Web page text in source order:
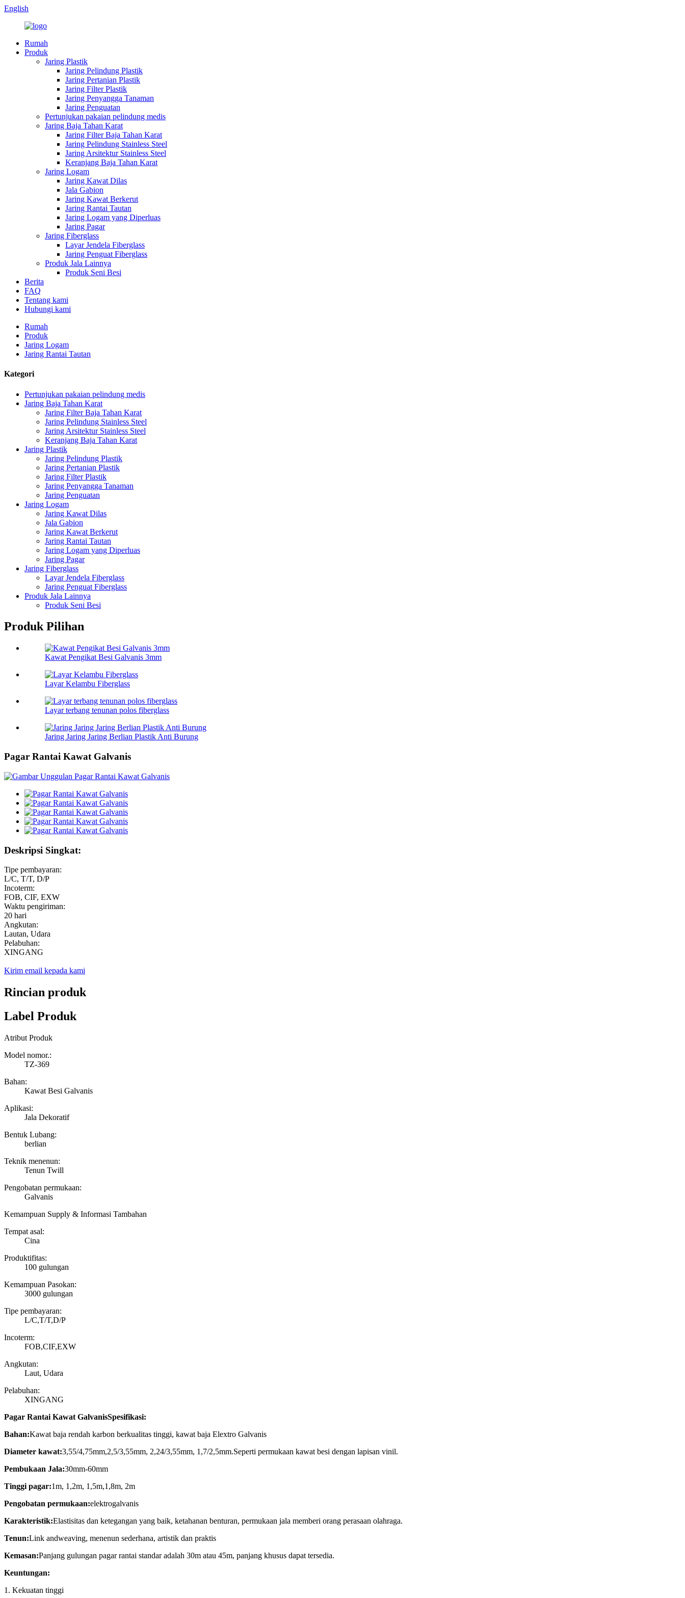
English
Rumah
Produk
Jaring Plastik
Jaring Pelindung Plastik
Jaring Pertanian Plastik
Jaring Filter Plastik
Jaring Penyangga Tanaman
Jaring Penguatan
Pertunjukan pakaian pelindung medis
Jaring Baja Tahan Karat
Jaring Filter Baja Tahan Karat
Jaring Pelindung Stainless Steel
Jaring Arsitektur Stainless Steel
Keranjang Baja Tahan Karat
Jaring Logam
Jaring Kawat Dilas
Jala Gabion
Jaring Kawat Berkerut
Jaring Rantai Tautan
Jaring Logam yang Diperluas
Jaring Pagar
Jaring Fiberglass
Layar Jendela Fiberglass
Jaring Penguat Fiberglass
Produk Jala Lainnya
Produk Seni Besi
Berita
FAQ
Tentang kami
Hubungi kami
Rumah
Produk
Jaring Logam
Jaring Rantai Tautan
Kategori
Pertunjukan pakaian pelindung medis
Jaring Baja Tahan Karat
Jaring Filter Baja Tahan Karat
Jaring Pelindung Stainless Steel
Jaring Arsitektur Stainless Steel
Keranjang Baja Tahan Karat
Jaring Plastik
Jaring Pelindung Plastik
Jaring Pertanian Plastik
Jaring Filter Plastik
Jaring Penyangga Tanaman
Jaring Penguatan
Jaring Logam
Jaring Kawat Dilas
Jala Gabion
Jaring Kawat Berkerut
Jaring Rantai Tautan
Jaring Logam yang Diperluas
Jaring Pagar
Jaring Fiberglass
Layar Jendela Fiberglass
Jaring Penguat Fiberglass
Produk Jala Lainnya
Produk Seni Besi
Produk Pilihan
Kawat Pengikat Besi Galvanis 3mm
Layar Kelambu Fiberglass
Layar terbang tenunan polos fiberglass
Jaring Jaring Jaring Berlian Plastik Anti Burung
Pagar Rantai Kawat Galvanis
Deskripsi Singkat:
Tipe pembayaran:
L/C, T/T, D/P
Incoterm:
FOB, CIF, EXW
Waktu pengiriman:
20 hari
Angkutan:
Lautan, Udara
Pelabuhan:
XINGANG
Kirim email kepada kami
Rincian produk
Label Produk
Atribut Produk
Model nomor.:
TZ-369
Bahan:
Kawat Besi Galvanis
Aplikasi:
Jala Dekoratif
Bentuk Lubang:
berlian
Teknik menenun:
Tenun Twill
Pengobatan permukaan:
Galvanis
Kemampuan Supply & Informasi Tambahan
Tempat asal:
Cina
Produktifitas:
100 gulungan
Kemampuan Pasokan:
3000 gulungan
Tipe pembayaran:
L/C,T/T,D/P
Incoterm:
FOB,CIF,EXW
Angkutan:
Laut, Udara
Pelabuhan:
XINGANG
Pagar Rantai Kawat GalvanisSpesifikasi:
Bahan:Kawat baja rendah karbon berkualitas tinggi, kawat baja Elextro Galvanis
Diameter kawat:3,55/4,75mm,2,5/3,55mm, 2,24/3,55mm, 1,7/2,5mm.Seperti permukaan kawat besi dengan lapisan vinil.
Pembukaan Jala:30mm-60mm
Tinggi pagar:1m, 1,2m, 1,5m,1,8m, 2m
Pengobatan permukaan:elektrogalvanis
Karakteristik:Elastisitas dan ketegangan yang baik, ketahanan benturan, permukaan jala memberi orang perasaan olahraga.
Tenun:Link andweaving, menenun sederhana, artistik dan praktis
Kemasan:Panjang gulungan pagar rantai standar adalah 30m atau 45m, panjang khusus dapat tersedia.
Keuntungan:
1. Kekuatan tinggi